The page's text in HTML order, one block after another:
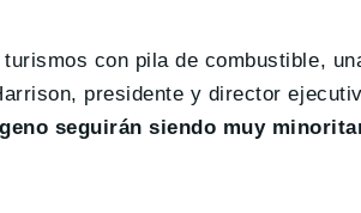
con pila de combustible,
presidente y director
seguirán siendo muy